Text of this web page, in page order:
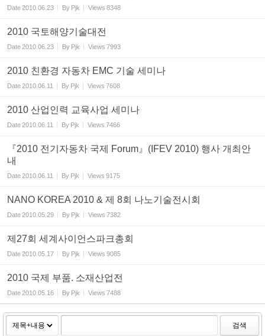
Date2010.06.23 By Pjk Views 8348
2010 국토해양기술대전
Date2010.06.23 By Pjk Views 7993
2010 친환경 자동차 EMC 기술 세미나
Date2010.06.11 By Pjk Views 7608
2010 산업인력 교육사업 세미나
Date2010.06.11 By Pjk Views 7466
『2010 전기자동차 국제 Forum』(IFEV 2010) 행사 개최안
내
Date2010.06.11 By Pjk Views 9175
NANO KOREA 2010 & 제 8회 나노기술전시회
Date2010.05.29 By Pjk Views 7382
제27회 세계사이언스파크총회
Date2010.05.17 By Pjk Views 9085
2010 국제 부품. 소재산업전
Date2010.05.16 By Pjk Views 7488
검색